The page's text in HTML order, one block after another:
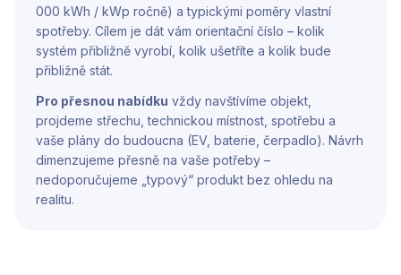
000 kWh / kWp ročně) a typickými poměry vlastní
spotřeby. Cílem je dát vám orientační číslo – kolik
systém přibližně vyrobí, kolik ušetříte a kolik bude
přibližně stát.
Pro přesnou nabídku vždy navštívíme objekt,
projdeme střechu, technickou místnost, spotřebu a
vaše plány do budoucna (EV, baterie, čerpadlo). Návrh
dimenzujeme přesně na vaše potřeby –
nedoporučujeme „typový“ produkt bez ohledu na
realitu.